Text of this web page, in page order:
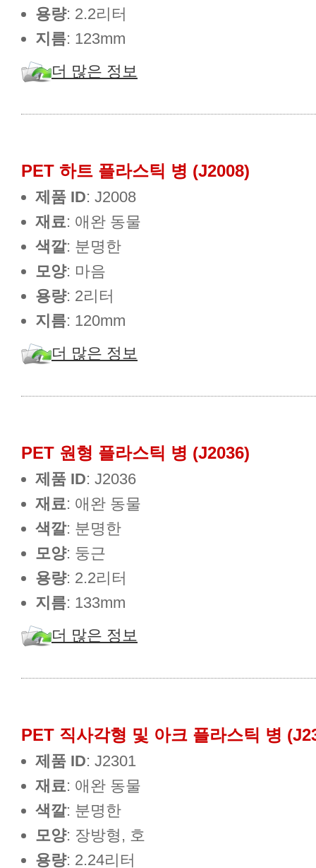
용량: 2.2리터
지름: 123mm
더 많은 정보
PET 하트 플라스틱 병 (J2008)
제품 ID: J2008
재료: 애완 동물
색깔: 분명한
모양: 마음
용량: 2리터
지름: 120mm
더 많은 정보
PET 원형 플라스틱 병 (J2036)
제품 ID: J2036
재료: 애완 동물
색깔: 분명한
모양: 둥근
용량: 2.2리터
지름: 133mm
더 많은 정보
PET 직사각형 및 아크 플라스틱 병
제품 ID: J2301
재료: 애완 동물
색깔: 분명한
모양: 장방형, 호
용량: 2.24리터